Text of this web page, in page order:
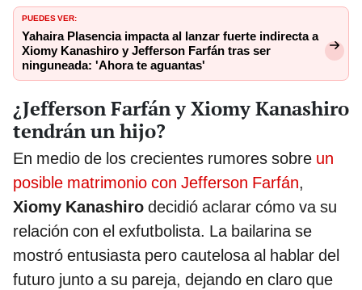
PUEDES VER:
Yahaira Plasencia impacta al lanzar fuerte indirecta a
Xiomy Kanashiro y Jefferson Farfán tras ser
ninguneada: 'Ahora te aguantas'
¿Jefferson Farfán y Xiomy Kanashiro
tendrán un hijo?
En medio de los crecientes rumores sobre un
posible matrimonio con Jefferson Farfán,
Xiomy Kanashiro decidió aclarar cómo va su
relación con el exfutbolista. La bailarina se
mostró entusiasta pero cautelosa al hablar del
futuro junto a su pareja, dejando en claro que